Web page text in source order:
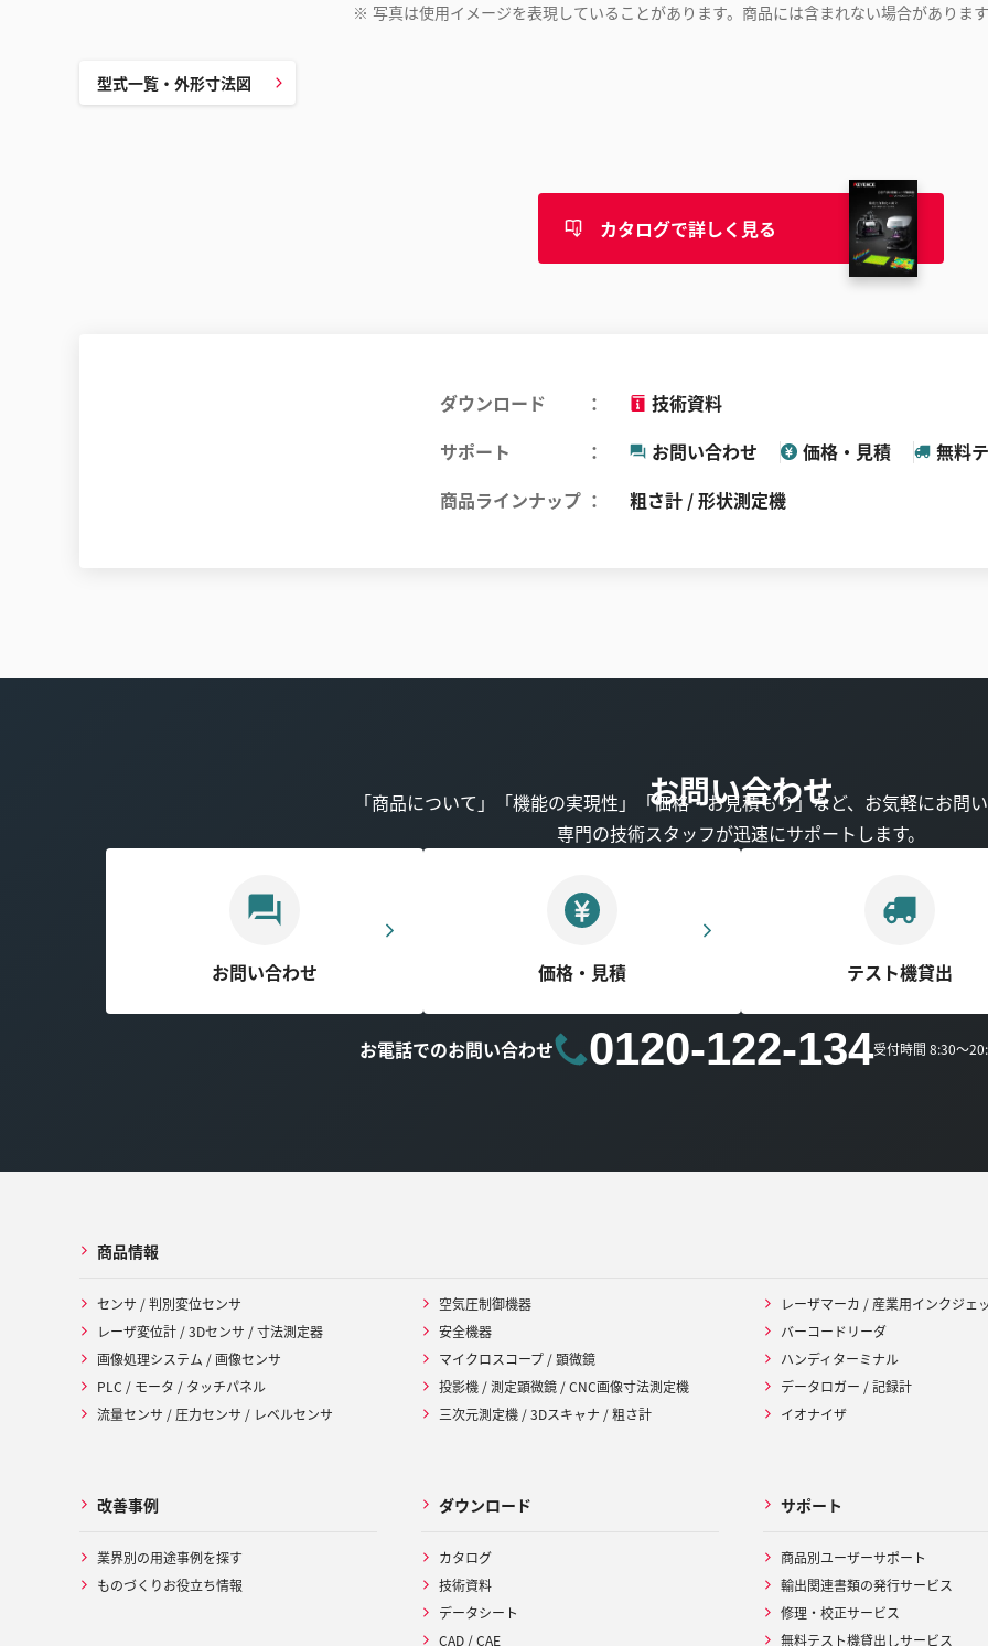
※ 写真は使用イメージを表現していることがあります。商品には含まれない場合がありま
型式一覧・外形寸法図
カタログで詳しく見る
ダウンロード
技術資料
サポート
お問い合わせ 価格・見積
無料
商品ラインナップ
粗さ計 / 形状測定機
お問い合わせ
「商品について」「機能の実現性」「価格・お見積もり」など、お気軽にお問
専門の技術スタッフが迅速にサポートします。
お問い合わせ 価格・見積 テスト機貸出
お電話でのお問い合わせ 0120-122-134受付時間 8:30～
商品情報
センサ / 判別変位センサ
レーザ変位計 / 3Dセンサ / 寸法測定器
画像処理システム / 画像センサ
PLC / モータ / タッチパネル
流量センサ / 圧力センサ / レベルセンサ
空気圧制御機器
安全機器
マイクロスコープ / 顕微鏡
投影機 / 測定顕微鏡 / CNC画像寸法測定機
三次元測定機 / 3Dスキャナ / 粗さ計
レーザマーカ / 産業用インクジェ
バーコードリーダ
ハンディターミナル
データロガー / 記録計
イオナイザ
改善事例
業界別の用途事例を探す
ものづくりお役立ち情報
ダウンロード
カタログ
技術資料
データシート
CAD / CAE
サポート
商品別ユーザーサポート
輸出関連書類の発行サービス
修理・校正サービス
無料テスト機貸出しサービス